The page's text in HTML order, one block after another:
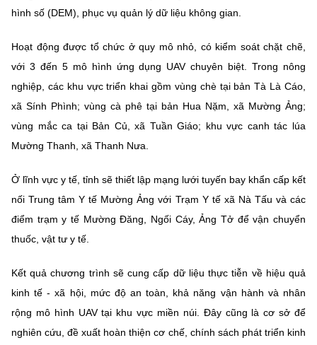
hình số (DEM), phục vụ quản lý dữ liệu không gian.
Hoạt động được tổ chức ở quy mô nhỏ, có kiểm soát chặt chẽ,
với 3 đến 5 mô hình ứng dụng UAV chuyên biệt. Trong nông
nghiệp, các khu vực triển khai gồm vùng chè tại bản Tà Là Cáo,
xã Sính Phình; vùng cà phê tại bản Hua Nặm, xã Mường Ảng;
vùng mắc ca tại Bản Củ, xã Tuần Giáo; khu vực canh tác lúa
Mường Thanh, xã Thanh Nưa.
Ở lĩnh vực y tế, tỉnh sẽ thiết lập mạng lưới tuyến bay khẩn cấp kết
nối Trung tâm Y tế Mường Ảng với Trạm Y tế xã Nà Tấu và các
điểm trạm y tế Mường Đăng, Ngối Cáy, Ảng Tở để vận chuyển
thuốc, vật tư y tế.
Kết quả chương trình sẽ cung cấp dữ liệu thực tiễn về hiệu quả
kinh tế - xã hội, mức độ an toàn, khả năng vận hành và nhân
rộng mô hình UAV tại khu vực miền núi. Đây cũng là cơ sở để
nghiên cứu, đề xuất hoàn thiện cơ chế, chính sách phát triển kinh